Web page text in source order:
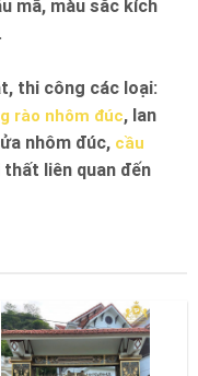
mã, màu sắc kích
thi công các loại:
rào nhôm đúc, lan
nhôm đúc, cầu
thất liên quan đến